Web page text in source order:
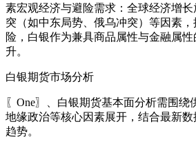
素宏观经济与避险需求：全球经济增
突（如中东局势、俄乌冲突）等因素
险，白银作为兼具商品属性与金融属
升。
白银期货市场分析
〖One〗、白银期货基本面分析需围绕
地缘政治等核心因素展开，结合最新
趋势。